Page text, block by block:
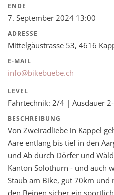
ENDE
7. September 2024 13:00
ADRESSE
Mittelgäustrasse 53, 4616
E-MAIL
info@bikebuebe.ch
LEVEL
Fahrtechnik: 2/4 | Ausdauer
BESCHREIBUNG
Von Zweiradliebe in Kappel
Aare entlang bis tief in den
und Ab durch Dörfer und
Kanton Solothurn - und auch
Staub am Bike, gut 70km
den Beinen sicher ein